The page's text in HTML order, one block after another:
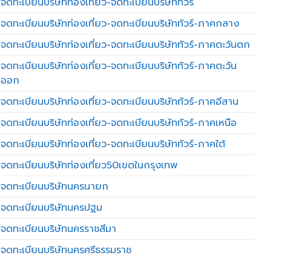
จดทะเบียนบริษัทท่องเที่ยว-จดทะเบียนบริษัททัวร์-ภาคกลาง
จดทะเบียนบริษัทท่องเที่ยว-จดทะเบียนบริษัททัวร์-ภาคตะวันตก
จดทะเบียนบริษัทท่องเที่ยว-จดทะเบียนบริษัททัวร์-ภาคตะวัน
ออก
จดทะเบียนบริษัทท่องเที่ยว-จดทะเบียนบริษัททัวร์-ภาคอีสาน
จดทะเบียนบริษัทท่องเที่ยว-จดทะเบียนบริษัททัวร์-ภาคเหนือ
จดทะเบียนบริษัทท่องเที่ยว-จดทะเบียนบริษัททัวร์-ภาคใต้
จดทะเบียนบริษัทท่องเที่ยว50เขตในกรุงเทพ
จดทะเบียนบริษัทนครนายก
จดทะเบียนบริษัทนครปฐม
จดทะเบียนบริษัทนครราชสีมา
จดทะเบียนบริษัทนครศรีธรรมราช